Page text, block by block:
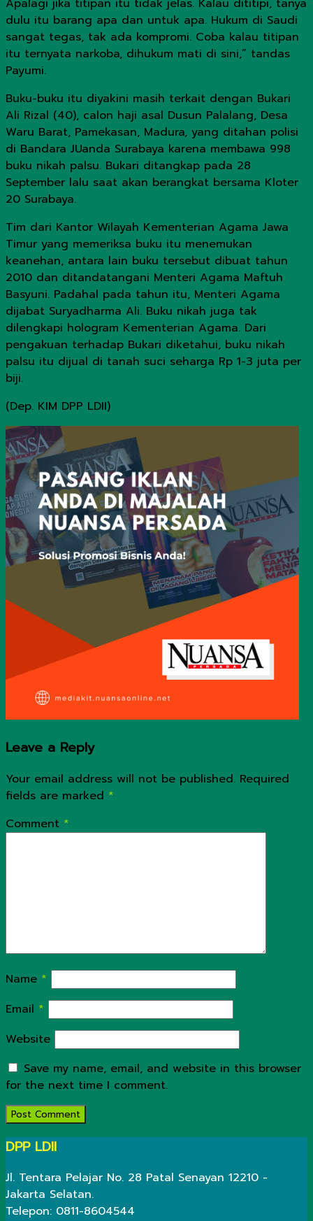
Apalagi jika titipan itu tidak jelas. Kalau dititipi, tanya
dulu itu barang apa dan untuk apa. Hukum di Saudi
sangat tegas, tak ada kompromi. Coba kalau titipan
itu ternyata narkoba, dihukum mati di sini,” tandas
Payumi.
Buku-buku itu diyakini masih terkait dengan Bukari
Ali Rizal (40), calon haji asal Dusun Palalang, Desa
Waru Barat, Pamekasan, Madura, yang ditahan polisi
di Bandara JUanda Surabaya karena membawa 998
buku nikah palsu. Bukari ditangkap pada 28
September lalu saat akan berangkat bersama Kloter
20 Surabaya.
Tim dari Kantor Wilayah Kementerian Agama Jawa
Timur yang memeriksa buku itu menemukan
keanehan, antara lain buku tersebut dibuat tahun
2010 dan ditandatangani Menteri Agama Maftuh
Basyuni. Padahal pada tahun itu, Menteri Agama
dijabat Suryadharma Ali. Buku nikah juga tak
dilengkapi hologram Kementerian Agama. Dari
pengakuan terhadap Bukari diketahui, buku nikah
palsu itu dijual di tanah suci seharga Rp 1-3 juta per
biji.
(Dep. KIM DPP LDII)
Leave a Reply
Your email address will not be published. Required
fields are marked *
Comment *
Name *
Email *
Website
Save my name, email, and website in this browser
for the next time I comment.
DPP LDII
Jl. Tentara Pelajar No. 28 Patal Senayan 12210 -
Jakarta Selatan.
Telepon: 0811-8604544